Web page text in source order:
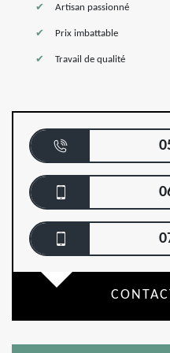
Artisan passionné
Prix imbattable
Travail de qualité